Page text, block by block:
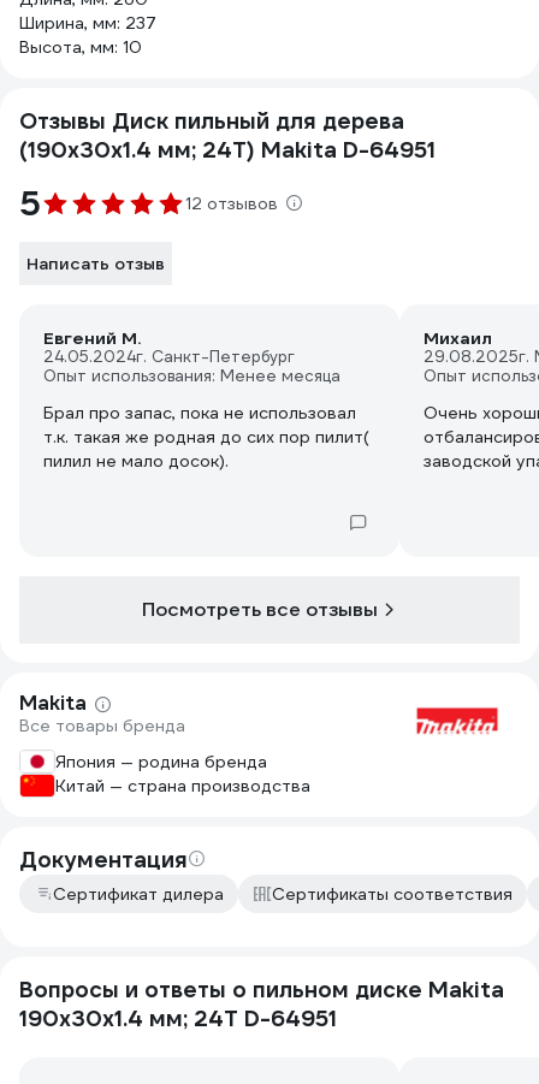
Ширина, мм: 237
Высота, мм: 10
Отзывы Диск пильный для дерева
(190x30x1.4 мм; 24T) Makita D-64951
5 12 отзывов
Написать отзыв
Евгений М.
24.05.2024г. Санкт-Петербург
Опыт использования: Менее месяца
Брал про запас, пока не использовал
т.к. такая же родная до сих пор пилит(
пилил не мало досок).
Михаил
29.08.2025г.
Опыт
Очень
заводской
Посмотреть все отзывы
Makita
Все товары бренда
Япония — родина бренда
Китай — страна производства
Документация
Сертификат дилера Сертификаты соответствия
Вопросы и ответы о пильном диске Makita
190x30x1.4 мм; 24T D-64951